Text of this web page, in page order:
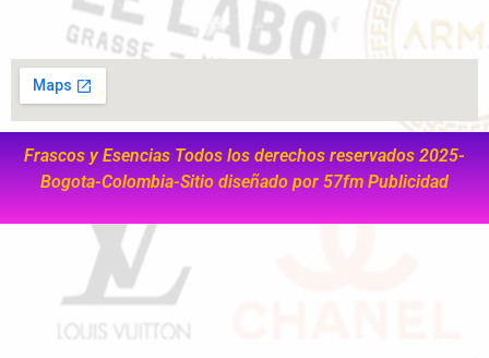
Frascos y Esencias Todos los derechos reservados 2025-
Bogota-Colombia-Sitio diseñado por 57fm Publicidad